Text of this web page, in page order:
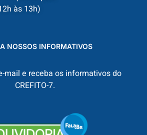
às 13h)
NOSSOS INFORMATIVOS
mail e receba os informativos do
CREFITO-7.